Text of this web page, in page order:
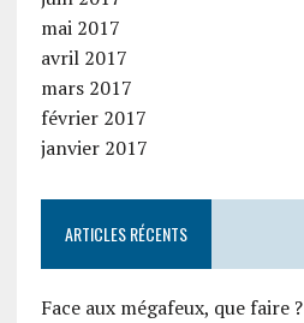
mai 2017
avril 2017
mars 2017
février 2017
janvier 2017
ARTICLES RÉCENTS
Face aux mégafeux, que faire ?